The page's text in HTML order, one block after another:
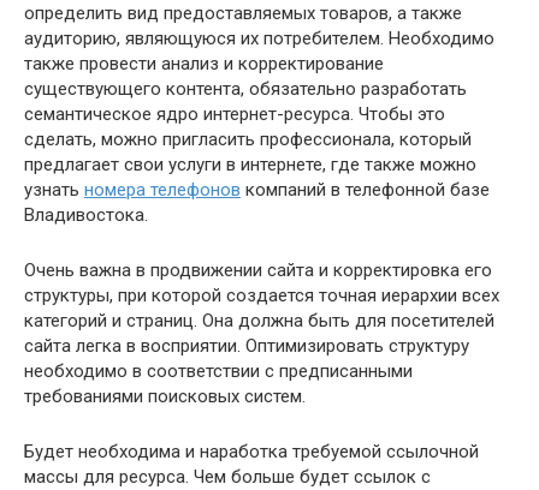
определить вид предоставляемых товаров, а также
аудиторию, являющуюся их потребителем. Необходимо
также провести анализ и корректирование
существующего контента, обязательно разработать
семантическое ядро интернет-ресурса. Чтобы это
сделать, можно пригласить профессионала, который
предлагает свои услуги в интернете, где также можно
узнать номера телефонов компаний в телефонной базе
Владивостока.
Очень важна в продвижении сайта и корректировка его
структуры, при которой создается точная иерархии всех
категорий и страниц. Она должна быть для посетителей
сайта легка в восприятии. Оптимизировать структуру
необходимо в соответствии с предписанными
требованиями поисковых систем.
Будет необходима и наработка требуемой ссылочной
массы для ресурса. Чем больше будет ссылок с